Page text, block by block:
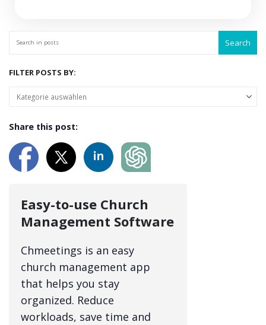
Search
FILTER POSTS BY:
Share this post:
Easy-to-use Church
Management Software
Chmeetings is an easy
church management app
that helps you stay
organized. Reduce
workloads, save time and